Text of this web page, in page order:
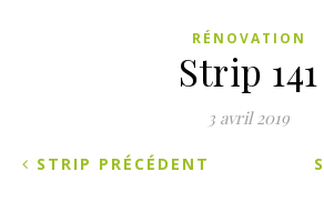
RÉNOVATION
Strip 141
3 avril 2019
STRIP PRÉCÉDENT